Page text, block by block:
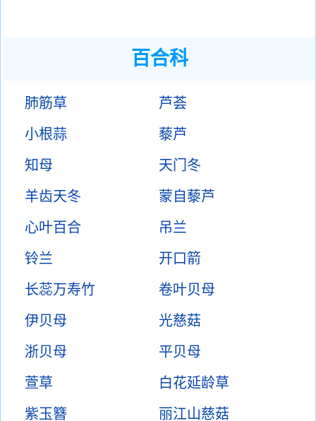
百合科
肺筋草
芦荟
小根蒜
藜芦
知母
天门冬
羊齿天冬
蒙自藜芦
心叶百合
吊兰
铃兰
开口箭
长蕊万寿竹
卷叶贝母
伊贝母
光慈菇
浙贝母
平贝母
萱草
白花延龄草
紫玉簪
丽江山慈菇